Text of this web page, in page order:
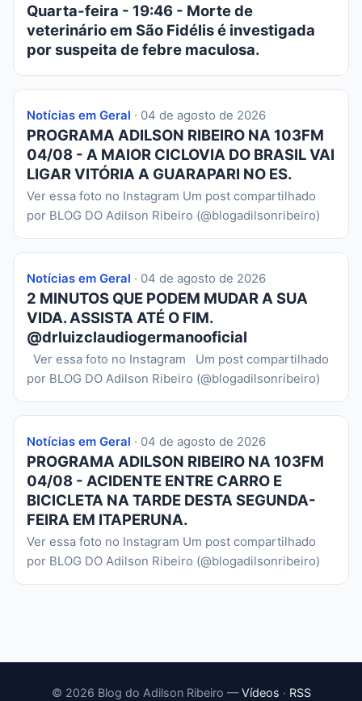
Quarta-feira - 19:46 - Morte de
veterinário em São Fidélis é investigada
por suspeita de febre maculosa.
Notícias em Geral · 04 de agosto de 2026
PROGRAMA ADILSON RIBEIRO NA 103FM
04/08 - A MAIOR CICLOVIA DO BRASIL VAI
LIGAR VITÓRIA A GUARAPARI NO ES.
Ver essa foto no Instagram Um post compartilhado
por BLOG DO Adilson Ribeiro (@blogadilsonribeiro)
Notícias em Geral · 04 de agosto de 2026
2 MINUTOS QUE PODEM MUDAR A SUA
VIDA. ASSISTA ATÉ O FIM.
@drluizclaudiogermanooficial
Ver essa foto no Instagram Um post compartilhado
por BLOG DO Adilson Ribeiro (@blogadilsonribeiro)
Notícias em Geral · 04 de agosto de 2026
PROGRAMA ADILSON RIBEIRO NA 103FM
04/08 - ACIDENTE ENTRE CARRO E
BICICLETA NA TARDE DESTA SEGUNDA-
FEIRA EM ITAPERUNA.
Ver essa foto no Instagram Um post compartilhado
por BLOG DO Adilson Ribeiro (@blogadilsonribeiro)
© 2026 Blog do Adilson Ribeiro —Vídeos · RSS